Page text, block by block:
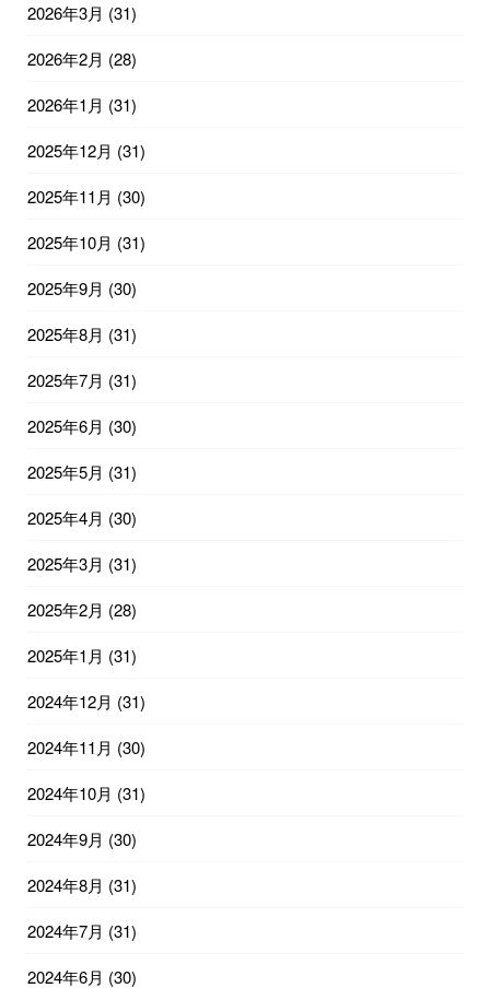
2026年3月 (31)
2026年2月 (28)
2026年1月 (31)
2025年12月 (31)
2025年11月 (30)
2025年10月 (31)
2025年9月 (30)
2025年8月 (31)
2025年7月 (31)
2025年6月 (30)
2025年5月 (31)
2025年4月 (30)
2025年3月 (31)
2025年2月 (28)
2025年1月 (31)
2024年12月 (31)
2024年11月 (30)
2024年10月 (31)
2024年9月 (30)
2024年8月 (31)
2024年7月 (31)
2024年6月 (30)